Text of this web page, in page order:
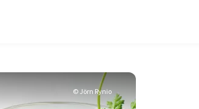
© Jörn Rynio